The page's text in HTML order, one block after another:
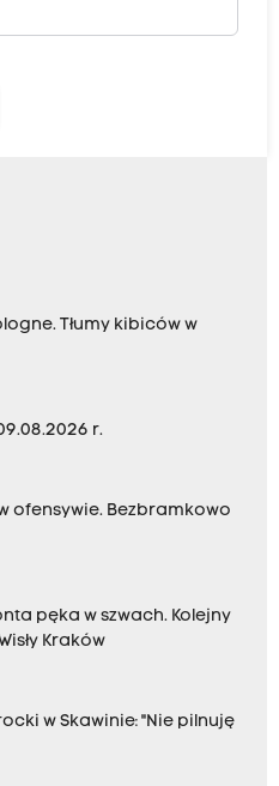
Tłumy kibiców w
r.
ofensywie. Bezbramkowo
pęka w szwach. Kolejny
Kraków
w Skawinie: "Nie pilnuję